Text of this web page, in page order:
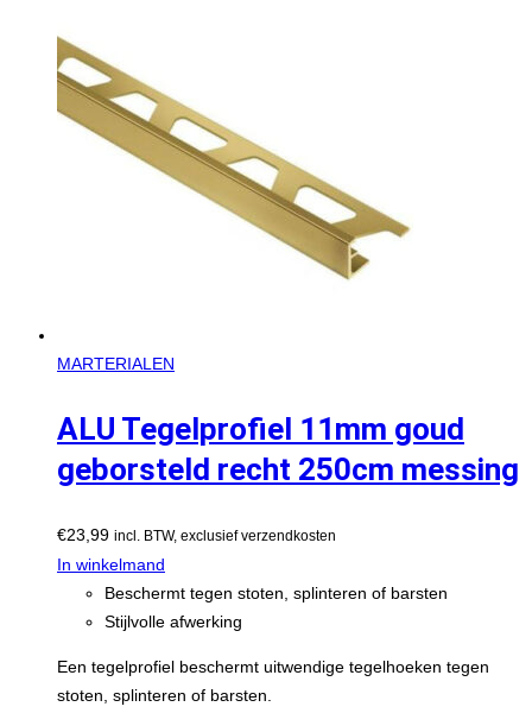
MARTERIALEN
ALU Tegelprofiel 11mm goud
geborsteld recht 250cm messing
€23,99 incl. BTW, exclusief verzendkosten
In winkelmand
Beschermt tegen stoten, splinteren of barsten
Stijlvolle afwerking
Een tegelprofiel beschermt uitwendige tegelhoeken tegen
stoten, splinteren of barsten.